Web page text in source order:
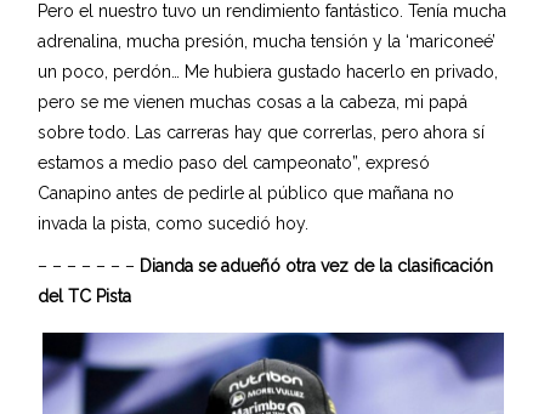
Pero el nuestro tuvo un rendimiento fantástico. Tenía mucha
adrenalina, mucha presión, mucha tensión y la ‘mariconeé’
un poco, perdón… Me hubiera gustado hacerlo en privado,
pero se me vienen muchas cosas a la cabeza, mi papá
sobre todo. Las carreras hay que correrlas, pero ahora sí
estamos a medio paso del campeonato”, expresó
Canapino antes de pedirle al público que mañana no
invada la pista, como sucedió hoy.
– – – – – – – Dianda se adueñó otra vez de la clasificación
del TC Pista